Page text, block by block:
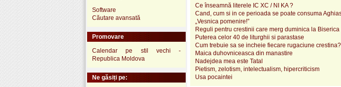
Ce înseamnă literele IC XC / NI KA ?
Cand, cum si in ce perioada se poate consuma
„Vesnica pomenire!”
Reguli pentru crestinii care merg duminica la Biserica
Puterea celor 40 de liturghii si parastase
Cum trebuie sa se incheie fiecare rugaciune crestina?
Maica duhovniceasca din manastire
Nadejdea mea este Tatal
Pietism, zelotism, intelectualism, hipercriticism
Usa pocaintei
Software
Căutare avansată
Promovare
Calendar pe stil vechi -
Republica Moldova
Ne găsiți pe: